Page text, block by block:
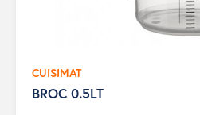
CUISIMAT
BROC 0.5LT